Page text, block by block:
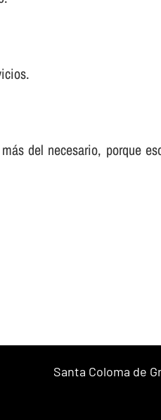
del necesario, porque
Santa Coloma de